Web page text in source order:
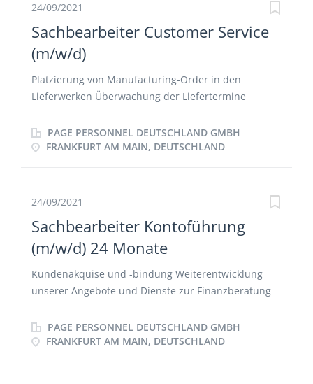
24/09/2021
Sachbearbeiter Customer Service
(m/w/d)
Platzierung von Manufacturing-Order in den
Lieferwerken Überwachung der Liefertermine
Anfragebearbeitung von Kunden und
Angebotserstellung in Absprache mit Außendienst
Lieferpapiere Reklamationsbearbeitung
Unterstützung des Außendienstes Überwachen der
‚offenen Posten' und Mitarbeit bei der Forderung
ausstehender Zahlungen allgem. mit dieser Position
Aufgaben
PAGE PERSONNEL DEUTSCHLAND GMBH
FRANKFURT AM MAIN, DEUTSCHLAND
24/09/2021
Sachbearbeiter Kontoführung
(m/w/d) 24 Monate
Kundenakquise und -bindung Weiterentwicklung
unserer Angebote und Dienste zur Finanzberatung
Verträge Durchführung von Datenbereinigungen
und Unterstützung bei der Sicherung der
PAGE PERSONNEL DEUTSCHLAND GMBH
FRANKFURT AM MAIN, DEUTSCHLAND